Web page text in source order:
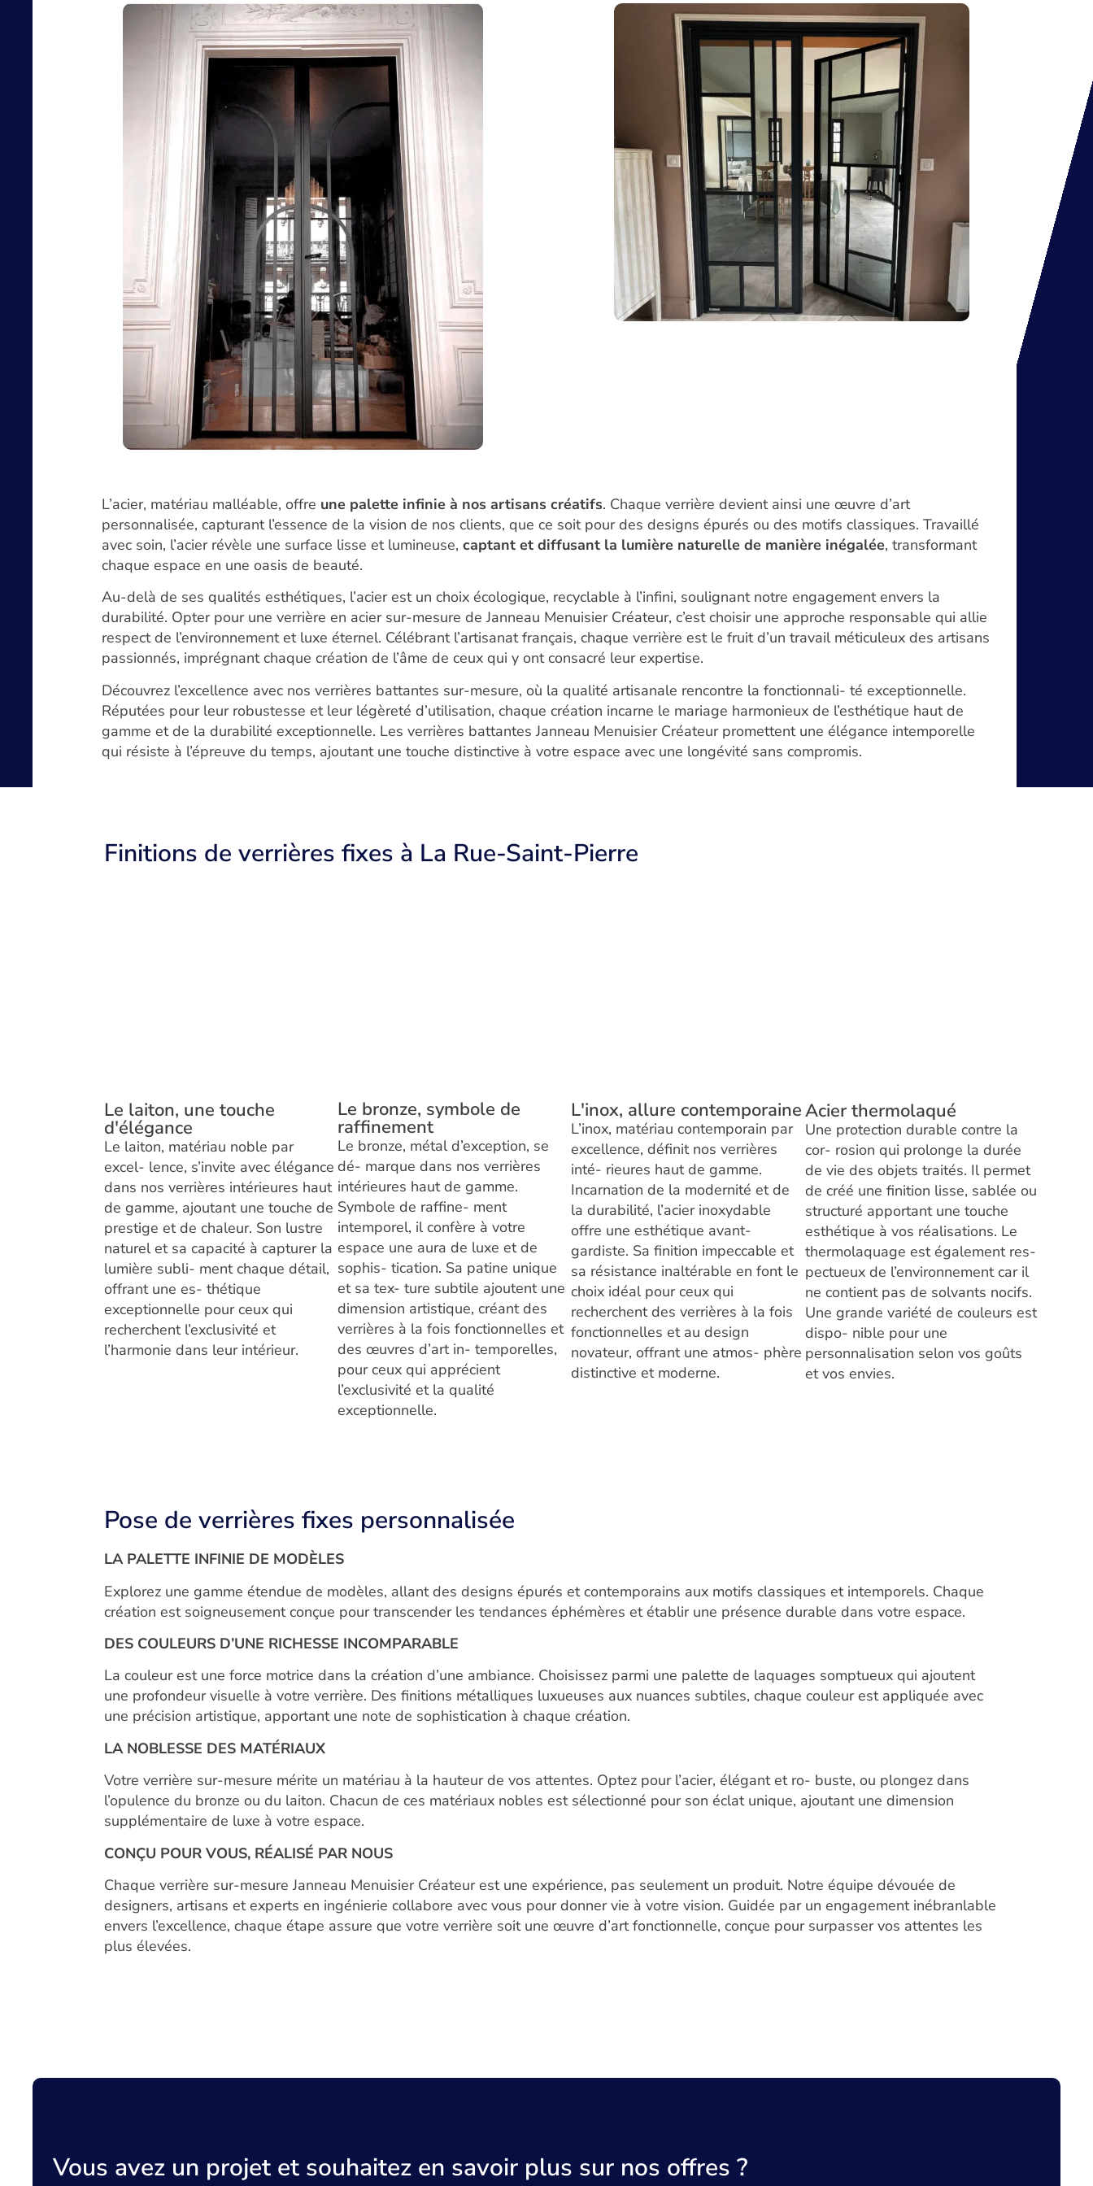
L’acier, matériau malléable, offre une palette infinie à nos artisans créatifs. Chaque verrière devient ainsi une œuvre d’art
personnalisée, capturant l’essence de la vision de nos clients, que ce soit pour des designs épurés ou des motifs classiques. Travaillé
avec soin, l’acier révèle une surface lisse et lumineuse, captant et diffusant la lumière naturelle de manière inégalée, transformant
chaque espace en une oasis de beauté.
Au-delà de ses qualités esthétiques, l’acier est un choix écologique, recyclable à l’infini, soulignant notre engagement envers la
durabilité. Opter pour une verrière en acier sur-mesure de Janneau Menuisier Créateur, c’est choisir une approche responsable qui allie
respect de l’environnement et luxe éternel. Célébrant l’artisanat français, chaque verrière est le fruit d’un travail méticuleux des artisans
passionnés, imprégnant chaque création de l’âme de ceux qui y ont consacré leur expertise.
Découvrez l’excellence avec nos verrières battantes sur-mesure, où la qualité artisanale rencontre la fonctionnali- té exceptionnelle.
Réputées pour leur robustesse et leur légèreté d’utilisation, chaque création incarne le mariage harmonieux de l’esthétique haut de
gamme et de la durabilité exceptionnelle. Les verrières battantes Janneau Menuisier Créateur promettent une élégance intemporelle
qui résiste à l’épreuve du temps, ajoutant une touche distinctive à votre espace avec une longévité sans compromis.
Finitions de verrières fixes à La Rue-Saint-Pierre
Le laiton, une touche
d'élégance
Le laiton, matériau noble par
excel- lence, s’invite avec élégance
dans nos verrières intérieures haut
de gamme, ajoutant une touche de
prestige et de chaleur. Son lustre
naturel et sa capacité à capturer la
lumière subli- ment chaque détail,
offrant une es- thétique
exceptionnelle pour ceux qui
recherchent l’exclusivité et
l’harmonie dans leur intérieur.
Le bronze, symbole de
raffinement
Le bronze, métal d’exception, se
dé- marque dans nos verrières
intérieures haut de gamme.
Symbole de raffine- ment
intemporel, il confère à votre
espace une aura de luxe et de
sophis- tication. Sa patine unique
et sa tex- ture subtile ajoutent une
dimension artistique, créant des
verrières à la fois fonctionnelles et
des œuvres d’art in- temporelles,
pour ceux qui apprécient
l’exclusivité et la qualité
exceptionnelle.
L'inox, allure contemporaine
L’inox, matériau contemporain par
excellence, définit nos verrières
inté- rieures haut de gamme.
Incarnation de la modernité et de
la durabilité, l’acier inoxydable
offre une esthétique avant-
gardiste. Sa finition impeccable et
sa résistance inaltérable en font le
choix idéal pour ceux qui
recherchent des verrières à la fois
fonctionnelles et au design
novateur, offrant une atmos- phère
distinctive et moderne.
Acier thermolaqué
Une protection durable contre la
cor- rosion qui prolonge la durée
de vie des objets traités. Il permet
de créé une finition lisse, sablée ou
structuré apportant une touche
esthétique à vos réalisations. Le
thermolaquage est également res-
pectueux de l’environnement car il
ne contient pas de solvants nocifs.
Une grande variété de couleurs est
dispo- nible pour une
personnalisation selon vos goûts
et vos envies.
Pose de verrières fixes personnalisée
LA PALETTE INFINIE DE MODÈLES
Explorez une gamme étendue de modèles, allant des designs épurés et contemporains aux motifs classiques et intemporels. Chaque
création est soigneusement conçue pour transcender les tendances éphémères et établir une présence durable dans votre espace.
DES COULEURS D’UNE RICHESSE INCOMPARABLE
La couleur est une force motrice dans la création d’une ambiance. Choisissez parmi une palette de laquages somptueux qui ajoutent
une profondeur visuelle à votre verrière. Des finitions métalliques luxueuses aux nuances subtiles, chaque couleur est appliquée avec
une précision artistique, apportant une note de sophistication à chaque création.
LA NOBLESSE DES MATÉRIAUX
Votre verrière sur-mesure mérite un matériau à la hauteur de vos attentes. Optez pour l’acier, élégant et ro- buste, ou plongez dans
l’opulence du bronze ou du laiton. Chacun de ces matériaux nobles est sélectionné pour son éclat unique, ajoutant une dimension
supplémentaire de luxe à votre espace.
CONÇU POUR VOUS, RÉALISÉ PAR NOUS
Chaque verrière sur-mesure Janneau Menuisier Créateur est une expérience, pas seulement un produit. Notre équipe dévouée de
designers, artisans et experts en ingénierie collabore avec vous pour donner vie à votre vision. Guidée par un engagement inébranlable
envers l’excellence, chaque étape assure que votre verrière soit une œuvre d’art fonctionnelle, conçue pour surpasser vos attentes les
plus élevées.
Vous avez un projet et souhaitez en savoir plus sur nos offres ?